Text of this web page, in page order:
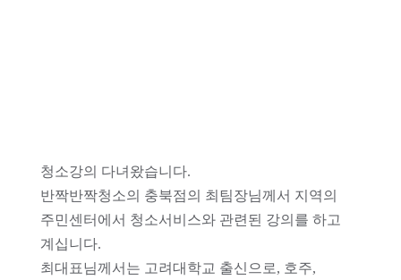
청소강의 다녀왔습니다.
반짝반짝청소의 충북점의 최팀장님께서 지역의
주민센터에서 청소서비스와 관련된 강의를 하고
계십니다.
최대표님께서는 고려대학교 출신으로, 호주,